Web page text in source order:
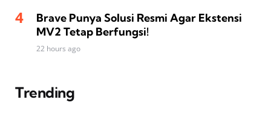
Brave Punya Solusi Resmi Agar Ekstensi
MV2 Tetap Berfungsi!
22 hours ago
Trending